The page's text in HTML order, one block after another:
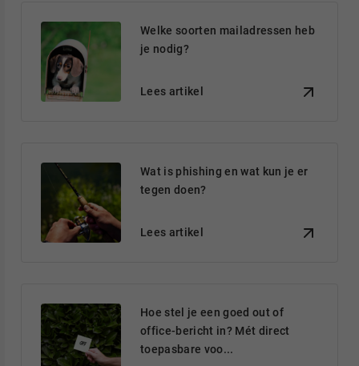
Welke soorten mailadressen heb
je nodig?
Lees artikel
Wat is phishing en wat kun je er
tegen doen?
Lees artikel
Hoe stel je een goed out of
office-bericht in? Mét direct
toepasbare voo...